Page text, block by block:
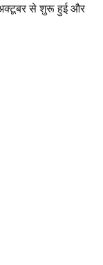
से शुरू हुई और